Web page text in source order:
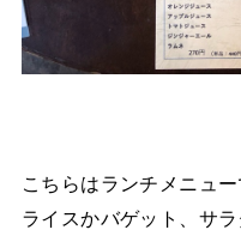
こちらはランチメニュー
ライスかバゲット、サ